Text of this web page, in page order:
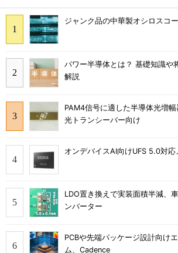
ジャンク品の中華製オシロスコ
パワー半導体とは？ 基礎知識や
解説
PAM4信号に適した半導体光増
光トランシーバー向け
オンデバイスAI向けUFS 5.0対
LDO置き換えで実装面積半減、
ンバーター
PCBや先端パッケージ設計向け
ム、Cadence